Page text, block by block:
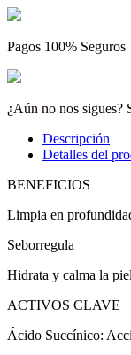
Pagos 100% Seguros
¿Aún no nos sigues?
Descripción
Detalles del
BENEFICIOS
Limpia en
Seborregula
Hidrata y calma la piel
ACTIVOS CLAVE
Ácido Succínico: